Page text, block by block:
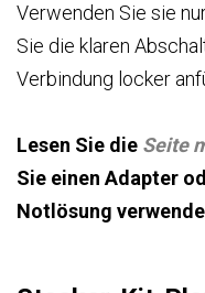
Verwenden Sie sie
Sie die klaren
Verbindung locker
Lesen Sie die Seite
Sie einen Adapter
Notlösung